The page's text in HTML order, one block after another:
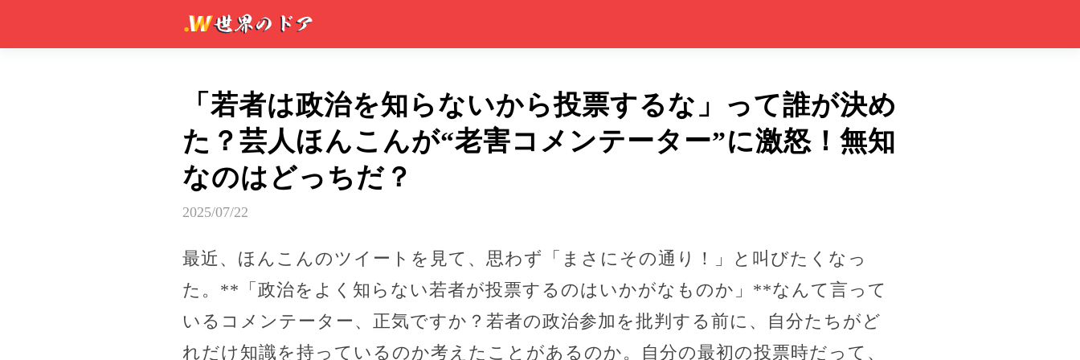
「若者は政治を知らないから投票するな」って誰が決め
た？芸人ほんこんが“老害コメンテーター”に激怒！無知
なのはどっちだ？
2025/07/22
最近、ほんこんのツイートを見て、思わず「まさにその通り！」と叫びたくなっ
た。**「政治をよく知らない若者が投票するのはいかがなものか」**なんて言って
いるコメンテーター、正気ですか？若者の政治参加を批判する前に、自分たちがど
れだけ知識を持っているのか考えたことがあるのか。自分の最初の投票時だって、